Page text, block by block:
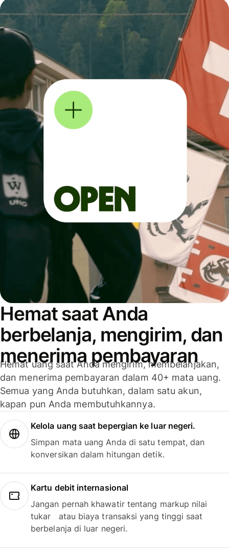
Hemat saat Anda
berbelanja, mengirim, dan
menerima pembayaran
Hemat uang saat Anda mengirim, membelanjakan,
dan menerima pembayaran dalam 40+ mata uang.
Semua yang Anda butuhkan, dalam satu akun,
kapan pun Anda membutuhkannya.
Kelola uang saat bepergian ke luar negeri.
Simpan mata uang Anda di satu tempat, dan
konversikan dalam hitungan detik.
Kartu debit internasional
Jangan pernah khawatir tentang markup nilai
tukar atau biaya transaksi yang tinggi saat
berbelanja di luar negeri.